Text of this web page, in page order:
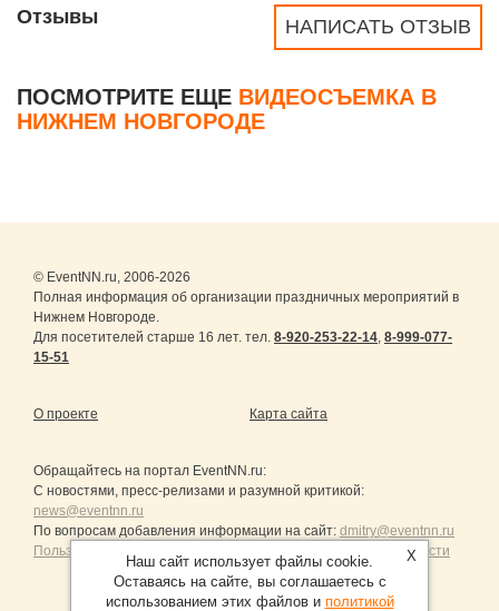
НАПИСАТЬ ОТЗЫВ
Отзывы
ПОСМОТРИТЕ ЕЩЕ ВИДЕОСЪЕМКА В
НИЖНЕМ НОВГОРОДЕ
© EventNN.ru, 2006-2026
Полная информация об организации праздничных мероприятий в
Нижнем Новгороде.
Для посетителей старше 16 лет. тел. 8-920-253-22-14, 8-999-077-
15-51
О проекте Карта сайта
Обращайтесь на портал EventNN.ru:
С новостями, пресс-релизами и разумной критикой:
news@eventnn.ru
По вопросам добавления информации на сайт: dmitry@eventnn.ru
Пользовательское Соглашение и политика конфиденциальности
X
Наш сайт использует файлы cookie.
Оставаясь на сайте, вы соглашаетесь с
использованием этих файлов и политикой